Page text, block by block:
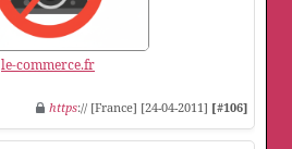
le-commerce.fr
https:// [France] [24-04-2011] [#106]